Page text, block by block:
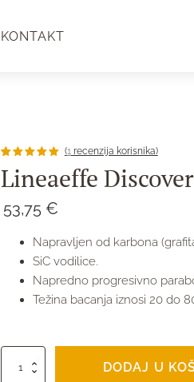
KONTAKT
ocjena:
5.00od
(
korisnika)
(1recenzija korisnika)
Lineaeffe
53,75 €
Napravljen od karbona
SiC vodilice.
Napredno progresivno
Težina bacanja iznosi 20 do
Discovery
DODAJ U